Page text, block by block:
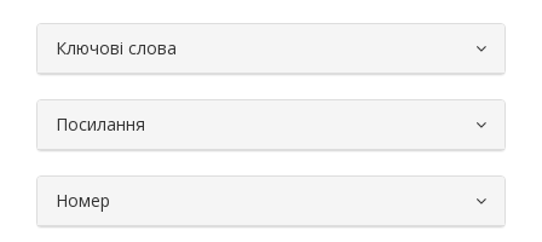
Ключові слова
Посилання
Номер